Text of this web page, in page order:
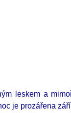
leskem a
je prozářena